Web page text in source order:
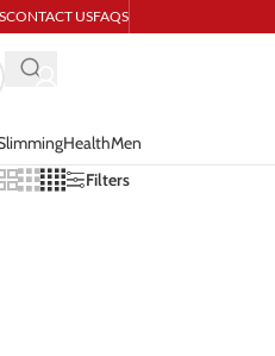
CONTACT USFAQS
HealthMen
Filters